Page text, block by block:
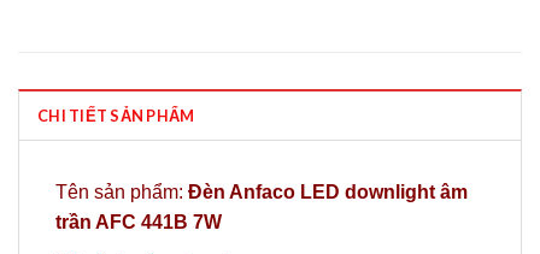
CHI TIẾT SẢN PHẨM
Tên sản phẩm: Đèn Anfaco LED downlight âm
trần AFC 441B 7W